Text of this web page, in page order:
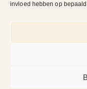
invloed hebben op